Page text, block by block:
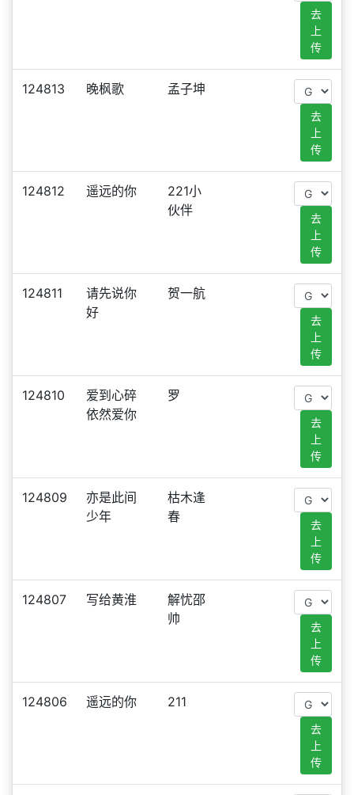
去
上
传
124813 晚枫歌 孟子坤
去
上
传
124812 遥远的你
221小
伙伴
去
上
传
124811
请先说你
好
贺一航
去
上
传
124810
爱到心碎
依然爱你
罗
去
上
传
124809
亦是此间
少年
枯木逢
春
去
上
传
124807 写给黄淮
解忧邵
帅
去
上
传
124806 遥远的你 211
去
上
传